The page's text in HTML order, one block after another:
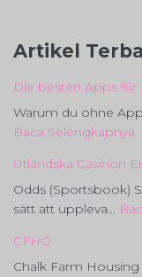
Artikel
Die besten Apps für
Warum du ohne
Baca Selengkapnya
Utländska Casinon
Odds (Sportsbook)
sätt att uppleva…
CFHG
Chalk Farm